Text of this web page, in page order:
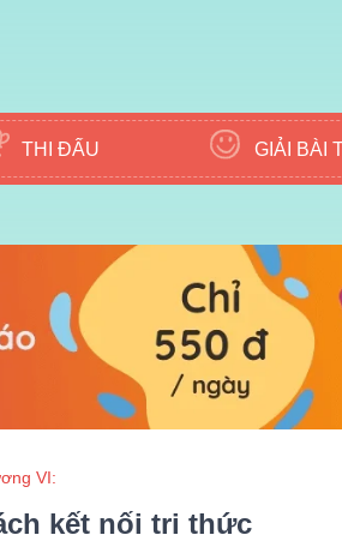
THI ĐẤU GIẢI BÀI
VI:
kết nối tri thức